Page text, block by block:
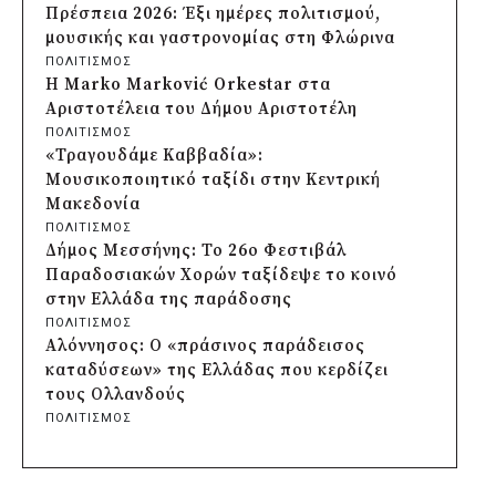
της Αγυιάς
πριν από 2 μέρες
Δήμος Σαρωνικού: Βανδάλισαν το
εκκλησάκι της Μεταμόρφωσης του
Σωτήρος
πριν από 2 μέρες
Περιφέρεια Αττικής: Έξι συμπεράσματα
για την ψηφιακή μετάβαση των
επιχειρήσεων
πριν από 2 μέρες
Δήμος Σαρωνικού και ΑΡΧΕΛΩΝ
ενημερώνουν τους λουόμενους για τη
συνύπαρξη με τις θαλάσσιες χελώνες
πριν από 2 μέρες
Δήμος Κυθήρων: Απαγόρευση πρόσβασης
στην παραλία Λυκοδήμου για λόγους
ασφαλείας
πριν από 2 μέρες
Πρέσπεια 2026: Έξι ημέρες πολιτισμού,
μουσικής και γαστρονομίας στη Φλώρινα
ΠΟΛΙΤΙΣΜΟΣ
Η Marko Marković Orkestar στα
Αριστοτέλεια του Δήμου Αριστοτέλη
ΠΟΛΙΤΙΣΜΟΣ
«Τραγουδάμε Καββαδία»:
Μουσικοποιητικό ταξίδι στην Κεντρική
Μακεδονία
ΠΟΛΙΤΙΣΜΟΣ
Δήμος Μεσσήνης: Το 26ο Φεστιβάλ
Παραδοσιακών Χορών ταξίδεψε το κοινό
στην Ελλάδα της παράδοσης
ΠΟΛΙΤΙΣΜΟΣ
Αλόννησος: Ο «πράσινος παράδεισος
καταδύσεων» της Ελλάδας που κερδίζει
τους Ολλανδούς
ΠΟΛΙΤΙΣΜΟΣ
στη Λευκόπετρα Ξάνθης